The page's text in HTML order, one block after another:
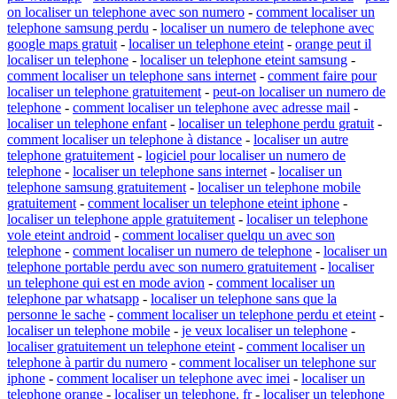
on localiser un telephone avec son numero - comment localiser un
telephone samsung perdu - localiser un numero de telephone avec
google maps gratuit - localiser un telephone eteint - orange peut il
localiser un telephone - localiser un telephone eteint samsung -
comment localiser un telephone sans internet - comment faire pour
localiser un telephone gratuitement - peut-on localiser un numero de
telephone - comment localiser un telephone avec adresse mail -
localiser un telephone enfant - localiser un telephone perdu gratuit -
comment localiser un telephone à distance - localiser un autre
telephone gratuitement - logiciel pour localiser un numero de
telephone - localiser un telephone sans internet - localiser un
telephone samsung gratuitement - localiser un telephone mobile
gratuitement - comment localiser un telephone eteint iphone -
localiser un telephone apple gratuitement - localiser un telephone
vole eteint android - comment localiser quelqu un avec son
telephone - comment localiser un numero de telephone - localiser un
telephone portable perdu avec son numero gratuitement - localiser
un telephone qui est en mode avion - comment localiser un
telephone par whatsapp - localiser un telephone sans que la
personne le sache - comment localiser un telephone perdu et eteint -
localiser un telephone mobile - je veux localiser un telephone -
localiser gratuitement un telephone eteint - comment localiser un
telephone à partir du numero - comment localiser un telephone sur
iphone - comment localiser un telephone avec imei - localiser un
telephone orange - localiser un telephone. fr- localiser un telephone